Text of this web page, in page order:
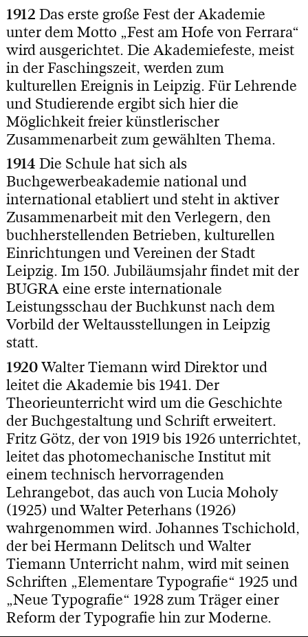
1912 Das erste große Fest der Akademie
unter dem Motto „Fest am Hofe von Ferrara“
wird ausgerichtet. Die Akademiefeste, meist
in der Faschingszeit, werden zum
kulturellen Ereignis in Leipzig. Für Lehrende
und Studierende ergibt sich hier die
Möglichkeit freier künstlerischer
Zusammenarbeit zum gewählten Thema.
1914 Die Schule hat sich als
Buchgewerbeakademie national und
international etabliert und steht in aktiver
Zusammenarbeit mit den Verlegern, den
buchherstellenden Betrieben, kulturellen
Einrichtungen und Vereinen der Stadt
Leipzig. Im 150. Jubiläumsjahr findet mit der
BUGRA eine erste internationale
Leistungsschau der Buchkunst nach dem
Vorbild der Weltausstellungen in Leipzig
statt.
1920Walter Tiemann wird Direktor und
leitet die Akademie bis 1941. Der
Theorieunterricht wird um die Geschichte
der Buchgestaltung und Schrift erweitert.
Fritz Götz, der von 1919 bis 1926 unterrichtet,
leitet das photomechanische Institut mit
einem technisch hervorragenden
Lehrangebot, das auch von Lucia Moholy
(1925) und Walter Peterhans (1926)
wahrgenommen wird. Johannes Tschichold,
der bei Hermann Delitsch und Walter
Tiemann Unterricht nahm, wird mit seinen
Schriften „Elementare Typografie“ 1925 und
„Neue Typografie“ 1928 zum Träger einer
Reform der Typografie hin zur Moderne.